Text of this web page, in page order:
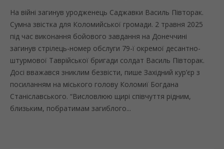
На війні загинув уродженець Саджавки Василь Півторак.
Сумна звістка для Коломийської громади. 2 травня 2025
під час виконання бойового завдання на Донеччині
загинув стрілець-номер обслуги 79-ї окремої десантно-
штурмової Таврійської бригади солдат Василь Півторак.
Досі вважався зниклим безвісти, пише Західний кур’єр з
посиланням на міського голову Коломиї Богдана
Станіславського. “Висловлюю щирі співчуття рідним,
близьким, побратимам загиблого...